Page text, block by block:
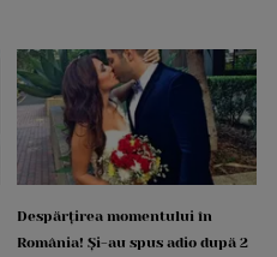
Despărțirea momentului în
România! Și-au spus adio după 2